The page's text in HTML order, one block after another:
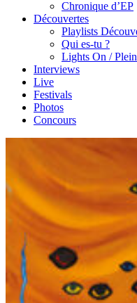
Chronique d’EP
Découvertes
Playlists
Qui es-tu ?
Lights On /
Interviews
Live
Festivals
Photos
Concours